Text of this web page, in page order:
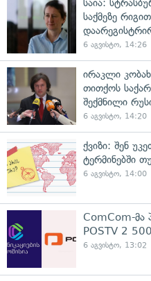
საია:
საქმეზე
6 აგვისტო, 14:26
ირაკლი
თითქოს
შექმნილი
6 აგვისტო, 14:20
ქვიზი: შენ
ტერმინებში
6 აგვისტო, 14:00
ComCom-მა
POSTV 2
6 აგვისტო, 13:02